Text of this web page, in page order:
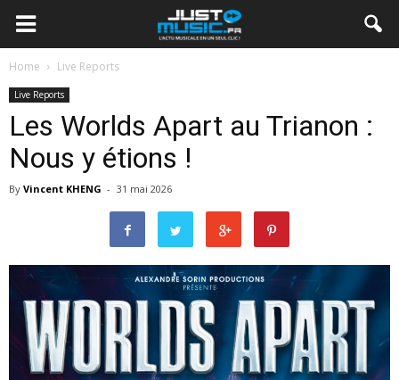
Home Live Reports
Live Reports
Les Worlds Apart au Trianon :
Nous y étions !
By Vincent KHENG - 31 mai 2026